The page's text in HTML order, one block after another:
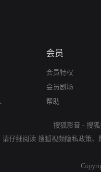
会员
会员特权
会员剧场
帮助
搜狐影音 - 搜
请仔细阅读 搜狐视频隐私政策、